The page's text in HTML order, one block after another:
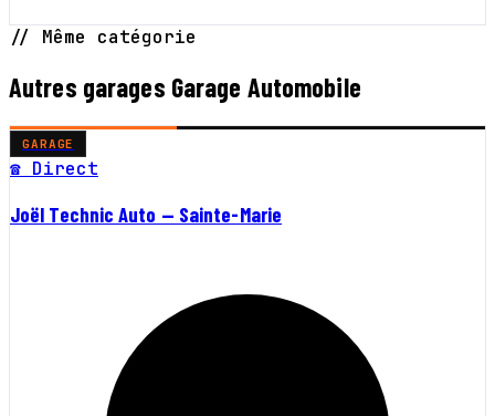
// Même catégorie
Autres garages Garage Automobile
GARAGE
☎ Direct
Joël Technic Auto — Sainte-Marie